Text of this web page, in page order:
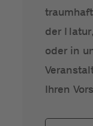
der
oder in
Ihren